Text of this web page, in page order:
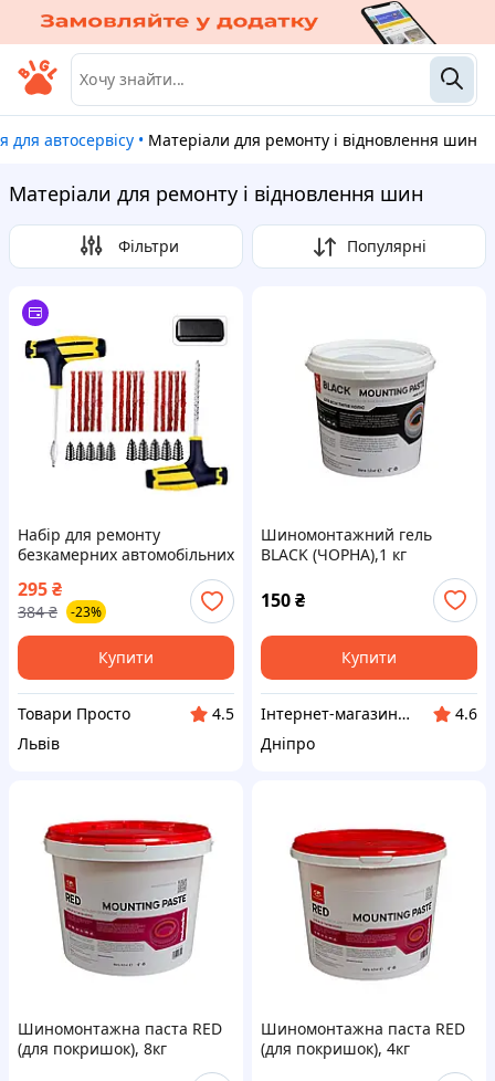
для автосервісу • Матеріали для ремонту і відновлення шин
Матеріали для ремонту і відновлення шин
Фільтри Популярні
Набір для ремонту
безкамерних автомобільних
шин (ремкомплект) 16 в 1 +
чохол
295₴
384 ₴ -23%
Купити
Товари Просто
4.5
Львів
Шиномонтажний гель
BLACK (ЧОРНА),1 кг
150₴
Купити
Інтернет-магазин "Klever"
4.6
Дніпро
Шиномонтажна паста RED
(для покришок), 8кг
Шиномонтажна паста RED
(для покришок), 4кг